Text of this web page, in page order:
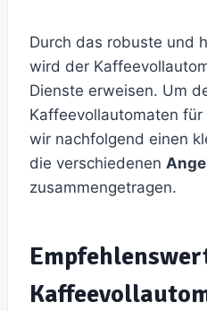
Durch das robuste und
wird der
Dienste erweisen. Um
Kaffeevollautomaten
wir nachfolgend einen
die verschiedenen
zusammengetragen.